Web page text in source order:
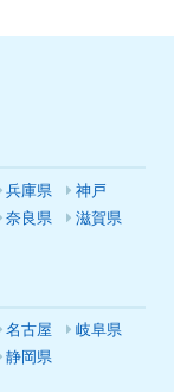
兵庫県
神戸
奈良県
滋賀県
名古屋
岐阜県
静岡県